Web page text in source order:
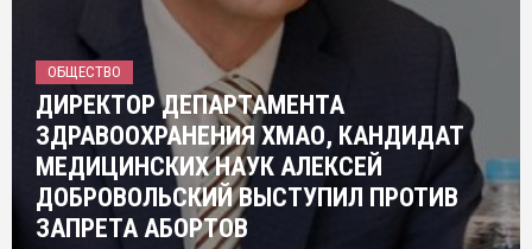
ОБЩЕСТВО
ДИРЕКТОР ДЕПАРТАМЕНТА
ЗДРАВООХРАНЕНИЯ ХМАО, КАНДИДАТ
МЕДИЦИНСКИХ НАУК АЛЕКСЕЙ
ДОБРОВОЛЬСКИЙ ВЫСТУПИЛ ПРОТИВ
ЗАПРЕТА АБОРТОВ